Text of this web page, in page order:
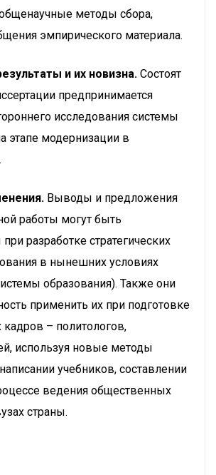
методы сбора,
эмпирического материала.
и их новизна. Состоят
предпринимается
исследования системы
этапе модернизации в
Выводы и предложения
работы могут быть
разработке стратегических
в нынешних условиях
образования). Также они
применить их при подготовке
– политологов,
используя новые методы
учебников, составлении
ведения общественных
страны.